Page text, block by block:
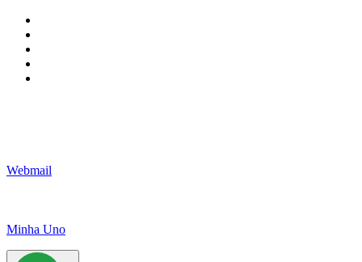
Webmail
Minha Uno